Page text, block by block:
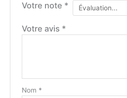
Votre note *
Votre avis *
Nom *